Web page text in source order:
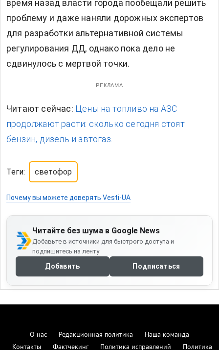
время назад власти города пообещали решить
проблему и даже наняли дорожных экспертов
для разработки альтернативной системы
регулирования ДД, однако пока дело не
сдвинулось с мертвой точки.
РЕКЛАМА
Читают сейчас: Цены на топливо на АЗС
продолжают расти: сколько сегодня стоят
бензин, дизель и автогаз.
Теги: светофор
Почему вы можете доверять Vesti-UA
Читайте без шума в Google News
Добавьте в источники для быстрого доступа и
подпишитесь на ленту
Добавить Подписаться
О нас Редакционная политика
Наша команда
Контакты
Фактчекинг Политика исправлений
Политика